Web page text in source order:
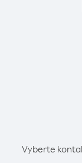
Vyberte